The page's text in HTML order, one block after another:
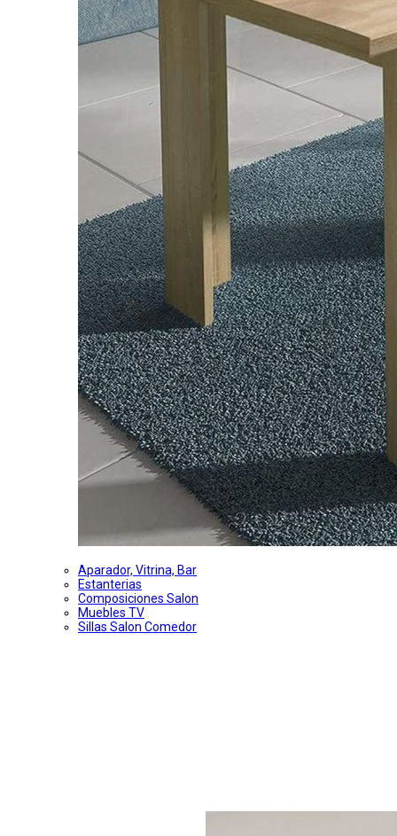
Aparador, Vitrina, Bar
Estanterias
Composiciones Salon
Muebles TV
Sillas Salon Comedor